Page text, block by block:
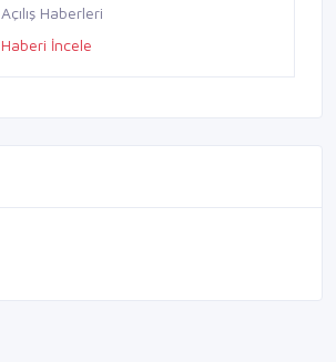
Açılış Haberleri
Haberi İncele